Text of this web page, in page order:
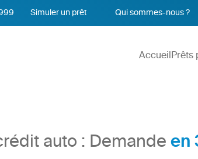
Simuler un prêt Qui sommes-nous ?
AccueilPrêts
auto : Demandeen